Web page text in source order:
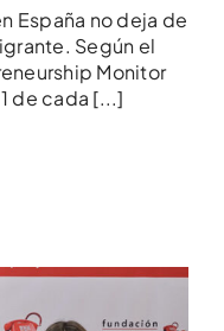
España no deja de
Según el
Monitor
de cada [...]